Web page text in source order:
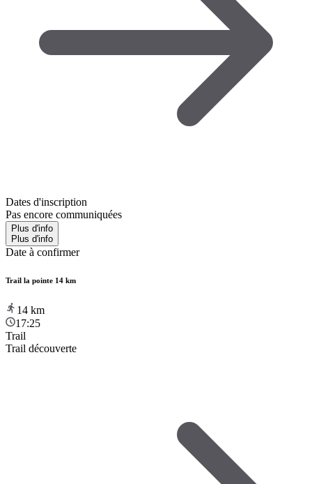
Dates d'inscription
Pas encore communiquées
Plus d'info
Plus d'info
Date à confirmer
Trail la pointe 14 km
14 km
17:25
Trail
Trail découverte